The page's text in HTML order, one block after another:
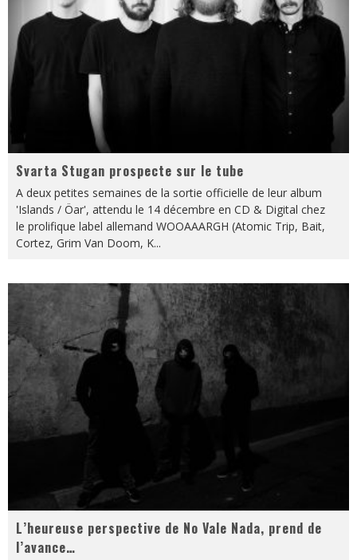
Svarta Stugan prospecte sur le tube
A deux petites semaines de la sortie officielle de leur album
'Islands / Öar', attendu le 14 décembre en CD & Digital chez
le prolifique label allemand WOOAAARGH (Atomic Trip, Bait,
Cortez, Grim Van Doom, K...
L’heureuse perspective de No Vale Nada, prend de
l’avance…